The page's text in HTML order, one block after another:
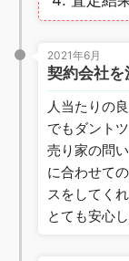
2021年6月
契約会社を
人当たりの
でもダント
売り家の問
に合わせて
スをしてく
とても安心